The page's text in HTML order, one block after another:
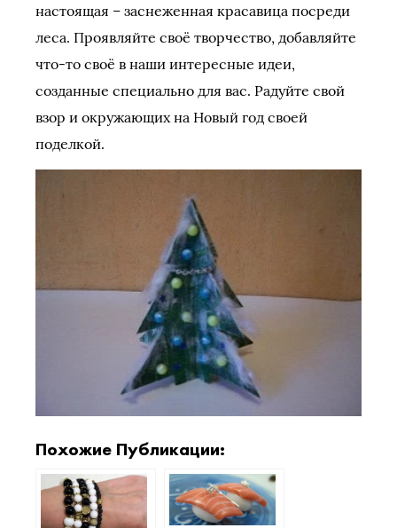
настоящая – заснеженная красавица посреди
леса. Проявляйте своё творчество, добавляйте
что-то своё в наши интересные идеи,
созданные специально для вас. Радуйте свой
взор и окружающих на Новый год своей
поделкой.
Похожие Публикации: